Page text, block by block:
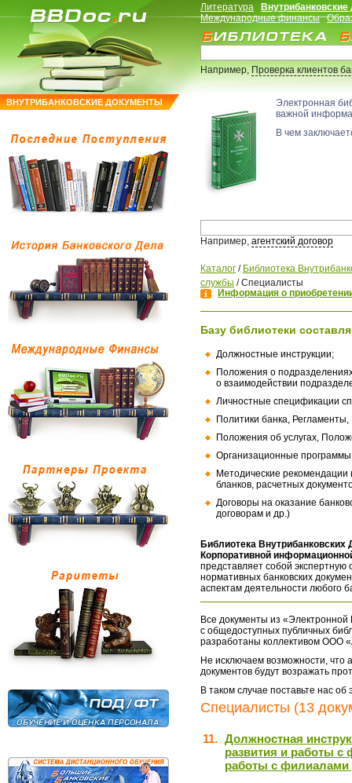
ВНУТРИБАНКОВСКИЕ ДОКУМЕНТЫ
Литература
Международные финансы
Например,Проверка клиентов
Электронная
важной
В чем
Например, агентский договор
Каталог / Библиотека
службы /Специалисты
Информация о
Базу библиотеки
Должностные инструкции;
Положения о
о взаимодействии
Личностные спецификации
Политики банка,
Положения об услугах,
Организационные
Методические
бланков, расчетных
Договоры на оказание
договорам и др.)
Библиотека
Корпоративной
представляет собой экспертную
нормативных банковских
аспектам деятельности любого
Все документы из «Электронной
с общедоступных публичных
разработаны коллективом ООО
Не исключаем возможности, что
документов будут возражать
В таком случае поставьте нас
Специалисты (13
11. Должностная
развития и работы с
работы с филиалами